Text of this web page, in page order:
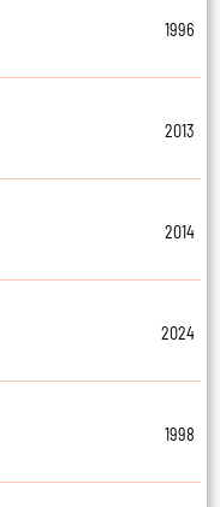
1996
2013
2014
2024
1998